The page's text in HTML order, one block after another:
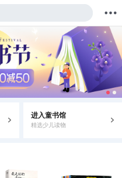
我的当当
进入童书馆
精选少儿读物